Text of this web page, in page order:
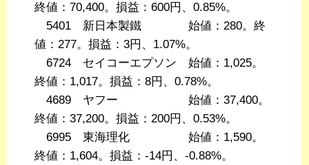
終値：70,400。損益：600円、0.85%。
5401 新日本製鐵 始値：280。終
値：277。損益：3円、1.07%。
6724 セイコーエプソン 始値：1,025。
終値：1,017。損益：8円、0.78%。
4689 ヤフー 始値：37,400。
終値：37,200。損益：200円、0.53%。
6995 東海理化 始値：1,590。
終値：1,604。損益：-14円、-0.88%。